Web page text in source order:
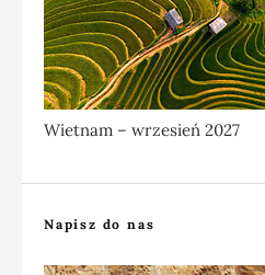
Wietnam – wrzesień 2027
Napisz do nas